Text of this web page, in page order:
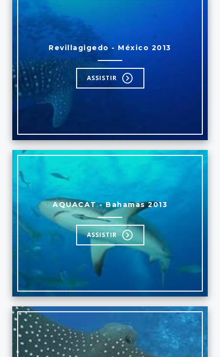
Revillagigedo - México 2013
ASSISTIR
AQUACAT - Bahamas 2013
ASSISTIR